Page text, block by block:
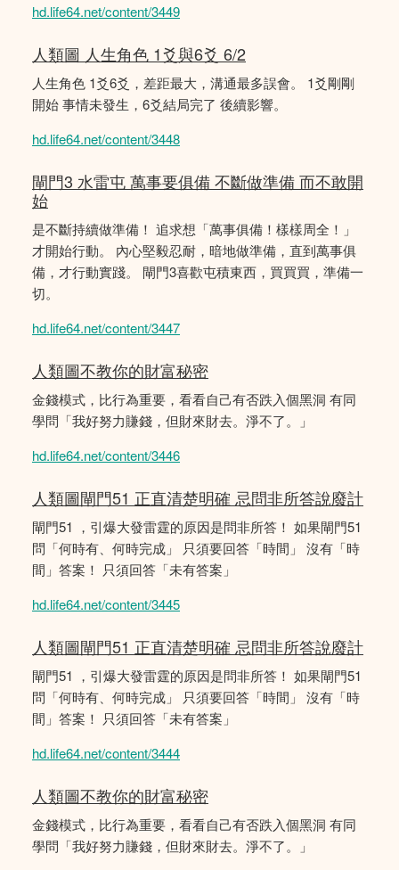
hd.life64.net/content/3449
人類圖 人生角色 1爻與6爻 6/2
人生角色 1爻6爻，差距最大，溝通最多誤會。 1爻剛剛
開始 事情未發生，6爻結局完了 後續影響。
hd.life64.net/content/3448
閘門3 水雷屯 萬事要俱備 不斷做準備 而不敢開
始
是不斷持續做準備！ 追求想「萬事俱備！樣樣周全！」
才開始行動。 內心堅毅忍耐，暗地做準備，直到萬事俱
備，才行動實踐。 閘門3喜歡屯積東西，買買買，準備一
切。
hd.life64.net/content/3447
人類圖不教你的財富秘密
金錢模式，比行為重要，看看自己有否跌入個黑洞 有同
學問「我好努力賺錢，但財來財去。淨不了。」
hd.life64.net/content/3446
人類圖閘門51 正直清楚明確 忌問非所答說廢計
閘門51 ，引爆大發雷霆的原因是問非所答！ 如果閘門51
問「何時有、何時完成」 只須要回答「時間」 沒有「時
間」答案！ 只須回答「未有答案」
hd.life64.net/content/3445
人類圖閘門51 正直清楚明確 忌問非所答說廢計
閘門51 ，引爆大發雷霆的原因是問非所答！ 如果閘門51
問「何時有、何時完成」 只須要回答「時間」 沒有「時
間」答案！ 只須回答「未有答案」
hd.life64.net/content/3444
人類圖不教你的財富秘密
金錢模式，比行為重要，看看自己有否跌入個黑洞 有同
學問「我好努力賺錢，但財來財去。淨不了。」